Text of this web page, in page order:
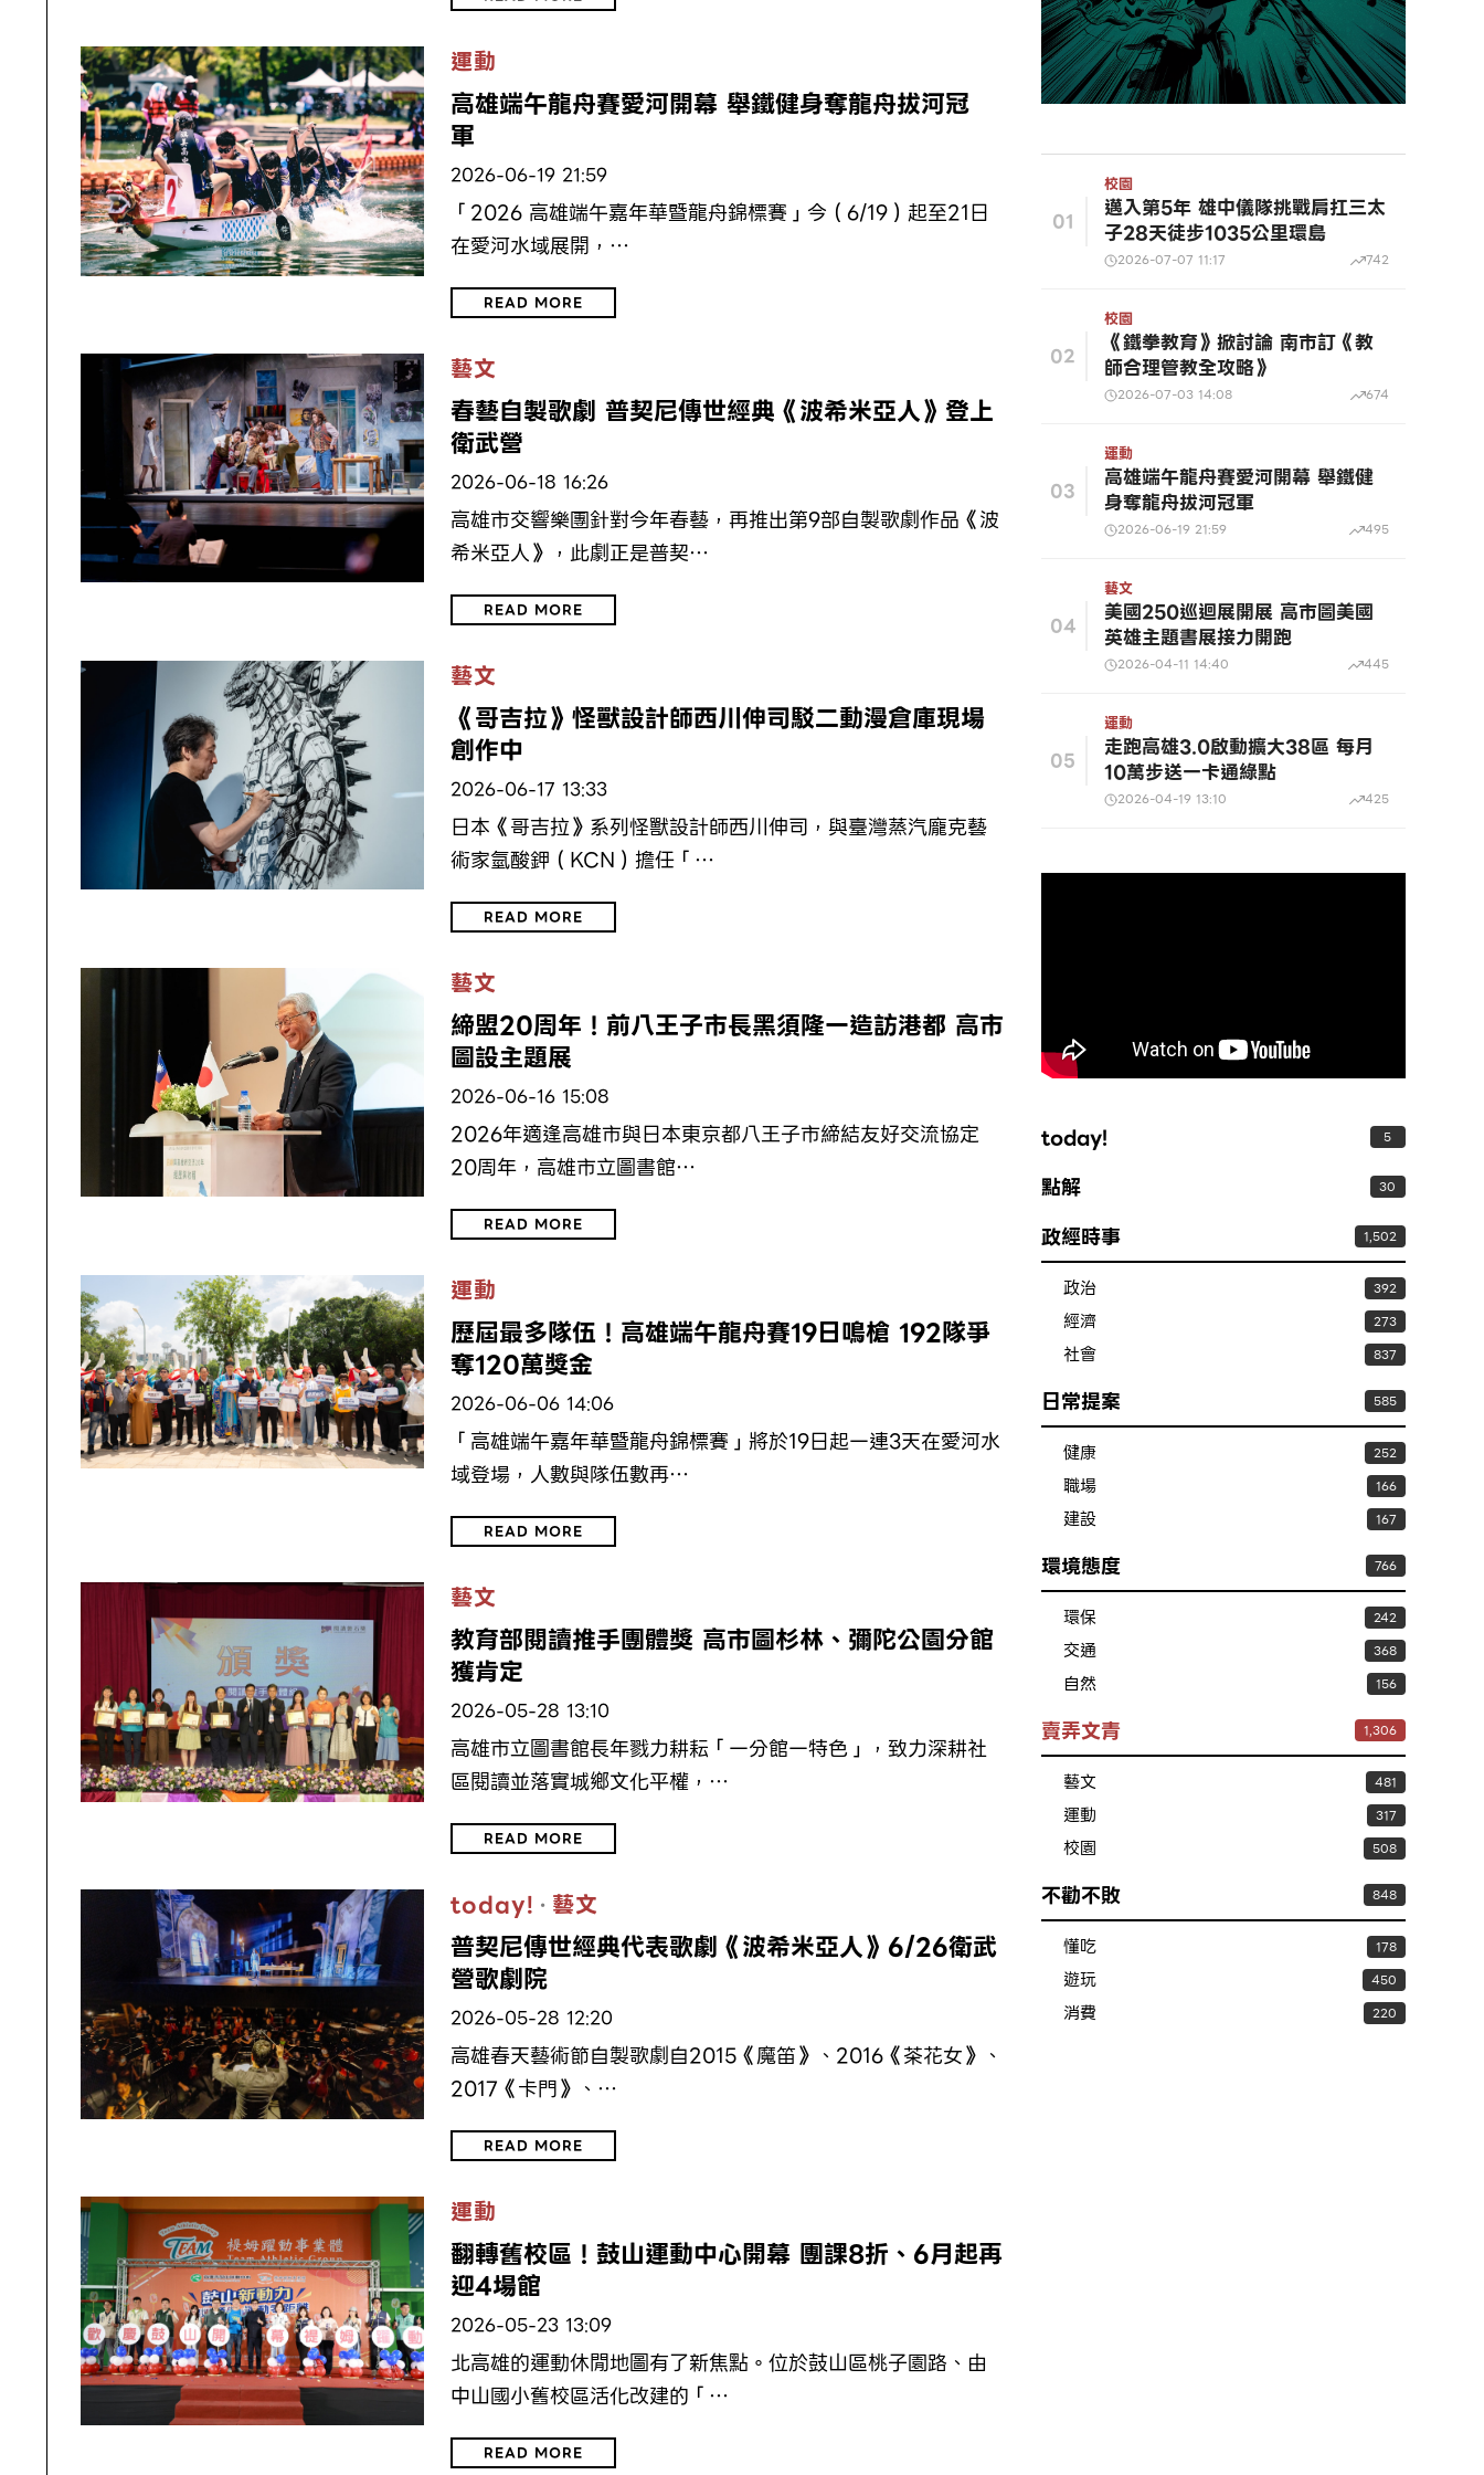
運動
高雄端午龍舟賽愛河開幕 舉鐵健身奪龍舟拔河冠
軍
2026-06-19 21:59
「2026 高雄端午嘉年華暨龍舟錦標賽」今（6/19）起至21日
在愛河水域展開，…
READ MORE
藝文
春藝自製歌劇 普契尼傳世經典《波希米亞人》登上
衛武營
2026-06-18 16:26
高雄市交響樂團針對今年春藝，再推出第9部自製歌劇作品《波
希米亞人》，此劇正是普契…
READ MORE
藝文
《哥吉拉》怪獸設計師西川伸司駁二動漫倉庫現場
創作中
2026-06-17 13:33
日本《哥吉拉》系列怪獸設計師西川伸司，與臺灣蒸汽龐克藝
術家氫酸鉀（KCN）擔任「…
READ MORE
藝文
締盟20周年！前八王子市長黑須隆一造訪港都 高市
圖設主題展
2026-06-16 15:08
2026年適逢高雄市與日本東京都八王子市締結友好交流協定
20周年，高雄市立圖書館…
READ MORE
運動
歷屆最多隊伍！高雄端午龍舟賽19日鳴槍 192隊爭
奪120萬獎金
2026-06-06 14:06
「高雄端午嘉年華暨龍舟錦標賽」將於19日起一連3天在愛河水
域登場，人數與隊伍數再…
READ MORE
藝文
教育部閱讀推手團體獎 高市圖杉林、彌陀公園分館
獲肯定
2026-05-28 13:10
高雄市立圖書館長年戮力耕耘「一分館一特色」，致力深耕社
區閱讀並落實城鄉文化平權，…
READ MORE
today! · 藝文
普契尼傳世經典代表歌劇《波希米亞人》6/26衛武
營歌劇院
2026-05-28 12:20
高雄春天藝術節自製歌劇自2015《魔笛》、2016《茶花女》、
2017《卡門》、…
READ MORE
運動
翻轉舊校區！鼓山運動中心開幕 團課8折、6月起再
迎4場館
2026-05-23 13:09
北高雄的運動休閒地圖有了新焦點。位於鼓山區桃子園路、由
中山國小舊校區活化改建的「…
READ MORE
01
校園
邁入第5年 雄中儀隊挑戰肩扛三太
子28天徒步1035公里環島
2026-07-07 11:17 742
02
校園
《鐵拳教育》掀討論 南市訂《教
師合理管教全攻略》
2026-07-03 14:08 674
03
運動
高雄端午龍舟賽愛河開幕 舉鐵健
身奪龍舟拔河冠軍
2026-06-19 21:59 495
04
藝文
美國250巡迴展開展 高市圖美國
英雄主題書展接力開跑
2026-04-11 14:40 445
05
運動
走跑高雄3.0啟動擴大38區 每月
10萬步送一卡通綠點
2026-04-19 13:10 425
today! 5
點解 30
政經時事 1,502
政治 392
經濟 273
社會 837
日常提案 585
健康 252
職場 166
建設 167
環境態度 766
環保 242
交通 368
自然 156
賣弄文青 1,306
藝文 481
運動 317
校園 508
不勸不敗 848
懂吃 178
遊玩 450
消費 220